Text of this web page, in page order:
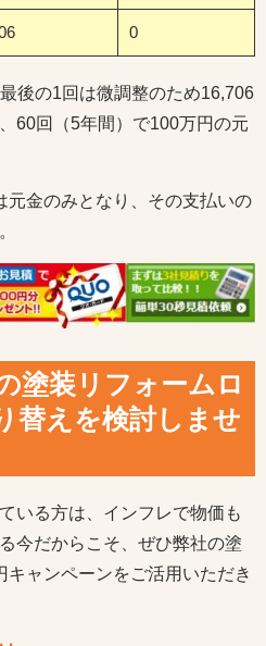
0
後の1回は微調整のため16,706
60回（5年間）で100万円の元
元金のみとなり、その支払いの
塗装リフォームロ
替えを検討しませ
いる方は、インフレで物価も
今だからこそ、ぜひ弊社の塗
ャンペーンをご活用いただき